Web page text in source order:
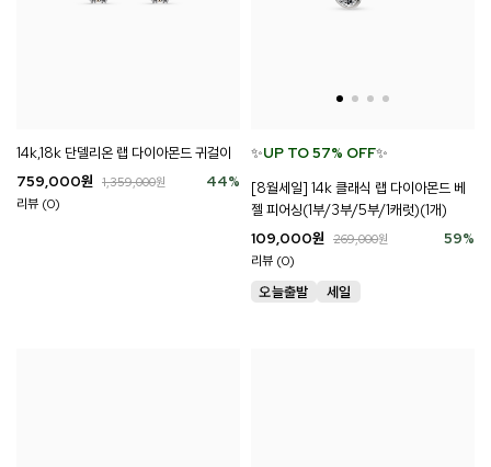
14k,18k 단델리온 랩 다이아몬드 귀걸이
44%
759,000원 1,359,000원
리뷰 (0)
✨UP TO 57% OFF✨
[8월세일] 14k 클래식 랩 다이아몬드 베
젤 피어싱(1부/3부/5부/1캐럿)(1개)
59%
109,000원 269,000원
리뷰 (0)